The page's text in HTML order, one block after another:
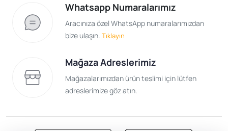
Whatsapp Numaralarımız
Aracınıza özel WhatsApp numaralarımızdan
bize ulaşın. Tıklayın
Mağaza Adreslerimiz
Mağazalarımızdan ürün teslimi için lütfen
adreslerimize göz atın.